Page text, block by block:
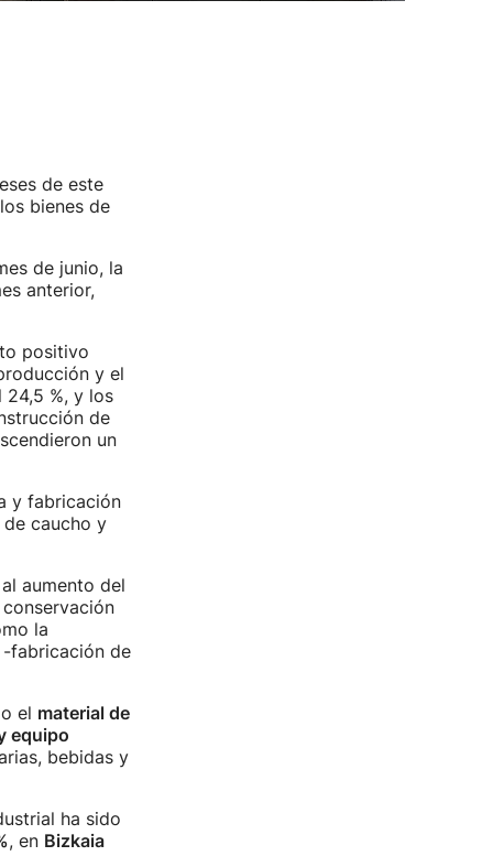
de este
bienes de
de junio, la
anterior,
positivo
y el
%, y los
de
un
y fabricación
caucho y
aumento del
la
fabricación de
el material de
equipo
bebidas y
ha sido
, en Bizkaia